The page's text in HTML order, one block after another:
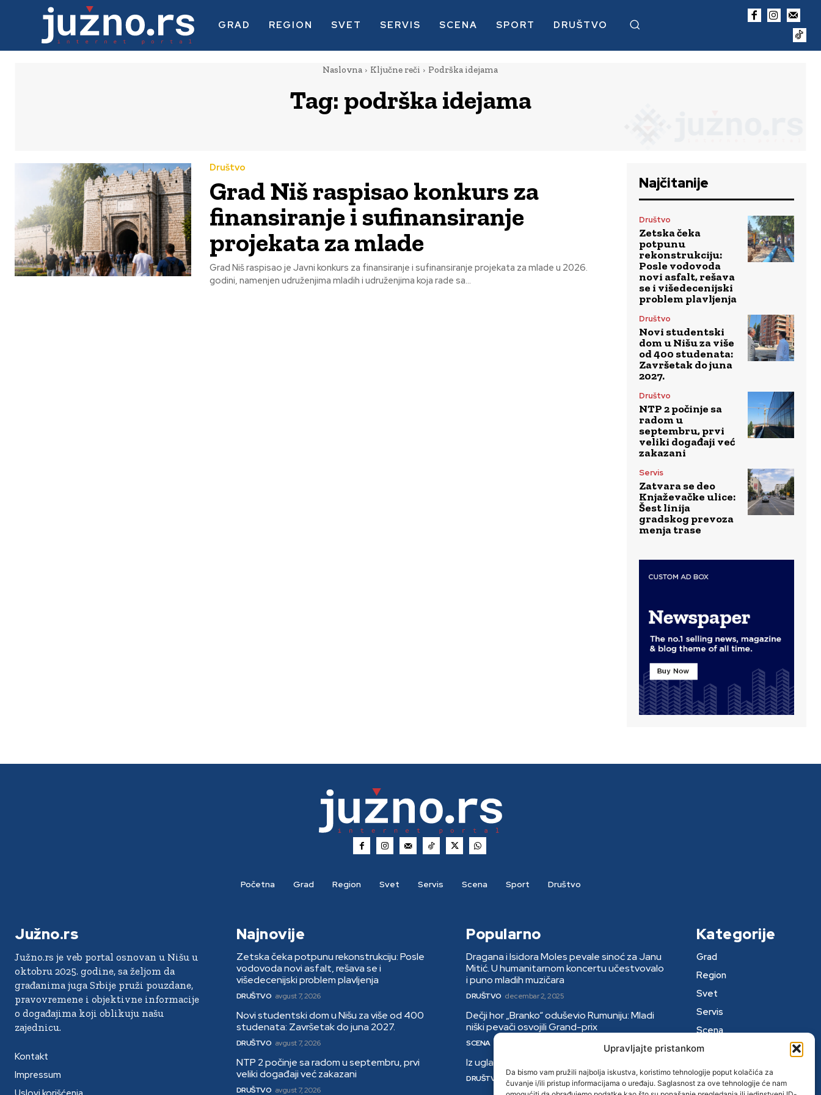
Upravljajte pristankom
Da bismo vam pružili najbolja iskustva, koristimo tehnologije poput kolačića za
čuvanje i/ili pristup informacijama o uređaju. Saglasnost za ove tehnologije će nam
GRAD REGION SVET SERVIS SCENA SPORT DRUŠTVO
Naslovna Ključne reči Podrška idejama
Tag: podrška idejama
Društvo
Grad Niš raspisao konkurs za
finansiranje i sufinansiranje
projekata za mlade
Grad Niš raspisao je Javni konkurs za finansiranje i sufinansiranje projekata za mlade u 2026.
godini, namenjen udruženjima mladih i udruženjima koja rade sa...
Najčitanije
Društvo
Zetska čeka
potpunu
rekonstrukciju:
Posle vodovoda
novi asfalt, rešava
se i višedecenijski
problem plavljenja
Društvo
Novi studentski
dom u Nišu za više
od 400 studenata:
Završetak do juna
2027.
Društvo
NTP 2 počinje sa
radom u
septembru, prvi
veliki događaji već
zakazani
Servis
Zatvara se deo
Knjaževačke ulice:
Šest linija
gradskog prevoza
menja trase
Početna Grad Region Svet Servis Scena Sport Društvo
Južno.rs
Južno.rs je veb portal osnovan u Nišu u
oktobru 2025. godine, sa željom da
građanima juga Srbije pruži pouzdane,
pravovremene i objektivne informacije
o događajima koji oblikuju našu
zajednicu.
Kontakt
Impressum
Najnovije
Zetska čeka potpunu rekonstrukciju: Posle
vodovoda novi asfalt, rešava se i
višedecenijski problem plavljenja
DRUŠTVO avgust 7, 2026
Novi studentski dom u Nišu za više od 400
studenata: Završetak do juna 2027.
DRUŠTVO avgust 7, 2026
NTP 2 počinje sa radom u septembru, prvi
veliki događaji već zakazani
DRUŠTVO avgust 7, 2026
Popularno
Dragana i Isidora Moles pevale sinoć za Janu
Mitić. U humanitarnom koncertu učestvovalo
i puno mladih muzičara
DRUŠTVO decembar 2, 2025
Dečji hor „Branko“ oduševio Rumuniju: Mladi
niški pevači osvojili Grand-prix
SCENA
Iz ugla jednog niškog Hadžije
DRUŠTVO januar 9, 2026
Kategorije
Grad
Region
Svet
Servis
Scena
Sport
Društvo